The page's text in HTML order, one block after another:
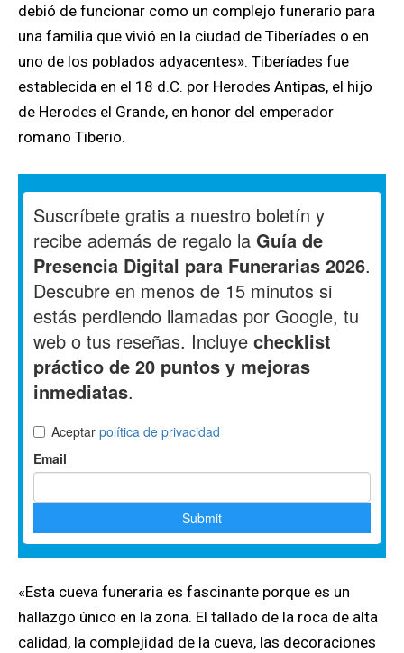
debió de funcionar como un complejo funerario para
una familia que vivió en la ciudad de Tiberíades o en
uno de los poblados adyacentes». Tiberíades fue
establecida en el 18 d.C. por Herodes Antipas, el hijo
de Herodes el Grande, en honor del emperador
romano Tiberio.
«Esta cueva funeraria es fascinante porque es un
hallazgo único en la zona. El tallado de la roca de alta
calidad, la complejidad de la cueva, las decoraciones